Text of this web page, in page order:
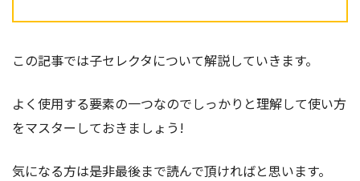
この記事では子セレクタについて解説していきます。
よく使用する要素の一つなのでしっかりと理解して使い方
をマスターしておきましょう!
気になる方は是非最後まで読んで頂ければと思います。